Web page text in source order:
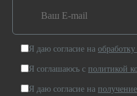
Я даю согласие на
Я соглашаюсь с политикой
Я даю согласие на